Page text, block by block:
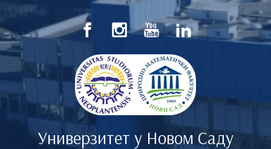
Скип то маин цонтент
Универзитет у Новом Саду